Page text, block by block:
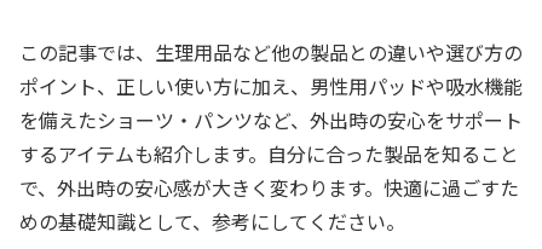
この記事では、生理用品など他の製品との違いや選び方の
ポイント、正しい使い方に加え、男性用パッドや吸水機能
を備えたショーツ・パンツなど、外出時の安心をサポート
するアイテムも紹介します。自分に合った製品を知ること
で、外出時の安心感が大きく変わります。快適に過ごすた
めの基礎知識として、参考にしてください。